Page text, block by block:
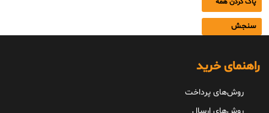
سنجش
راهنمای خرید
روش‌های پرداخت
روش‌های ارسال